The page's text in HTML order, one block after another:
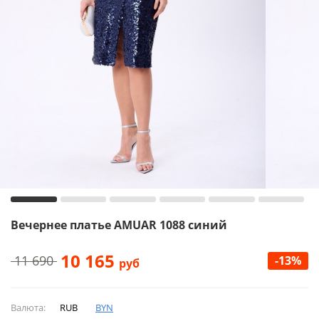
Вечернее платье AMUAR 1088 синий
11 690 10 165 руб -13%
Валюта: RUB BYN